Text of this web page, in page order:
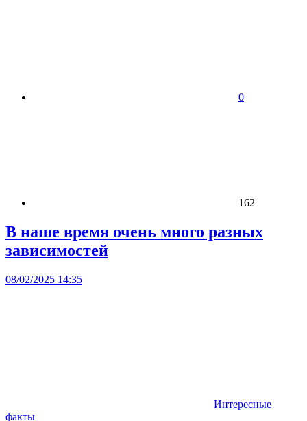
0
162
В наше время очень много разных
зависимостей
08/02/2025 14:35
Интересные
факты